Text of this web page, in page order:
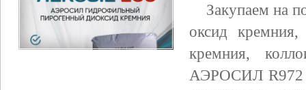
Закупаем на
оксид кремния,
кремния,
АЭРОСИЛ